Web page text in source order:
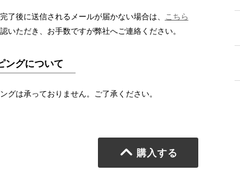
了後に送信されるメールが届かない場合は、 こちら
いただき、お手数ですが弊社へご連絡ください。
ングについて
グは承っておりません。ご了承ください。
購入する